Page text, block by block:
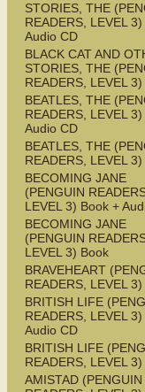
STORIES, THE
READERS, LEVEL
Audio CD
BLACK CAT AND
STORIES, THE
READERS, LEVEL
BEATLES, THE
READERS, LEVEL
Audio CD
BEATLES, THE
READERS, LEVEL
BECOMING JANE
(PENGUIN
LEVEL 3) Book +
BECOMING JANE
(PENGUIN
LEVEL 3) Book
BRAVEHEART
READERS, LEVEL
BRITISH LIFE
READERS, LEVEL
Audio CD
BRITISH LIFE
READERS, LEVEL
AMISTAD (PENGUIN